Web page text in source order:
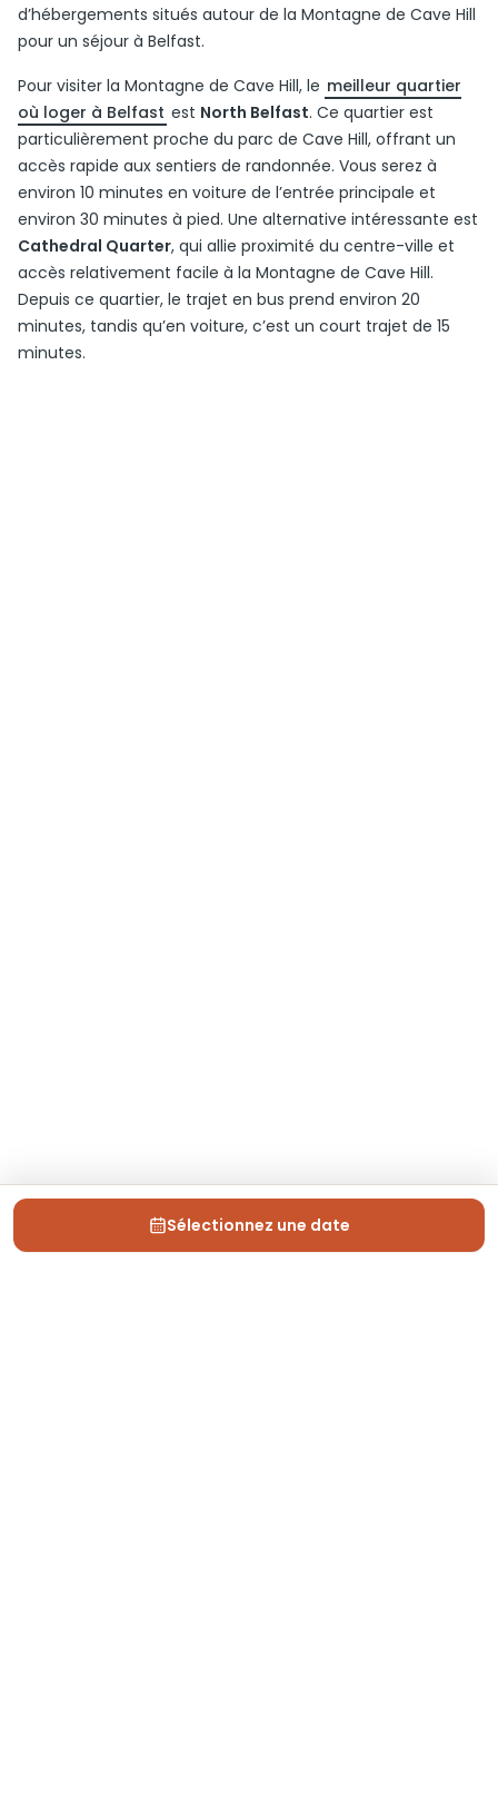
d’hébergements situés autour de la Montagne de Cave Hill
pour un séjour à Belfast.
Pour visiter la Montagne de Cave Hill, le meilleur quartier
où loger à Belfast est North Belfast. Ce quartier est
particulièrement proche du parc de Cave Hill, offrant un
accès rapide aux sentiers de randonnée. Vous serez à
environ 10 minutes en voiture de l’entrée principale et
environ 30 minutes à pied. Une alternative intéressante est
Cathedral Quarter, qui allie proximité du centre-ville et
accès relativement facile à la Montagne de Cave Hill.
Depuis ce quartier, le trajet en bus prend environ 20
minutes, tandis qu’en voiture, c’est un court trajet de 15
minutes.
Sélectionnez une date